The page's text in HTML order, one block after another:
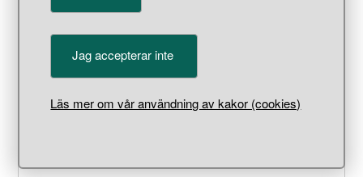
Jag accepterar inte
Läs mer om vår användning av kakor (cookies)